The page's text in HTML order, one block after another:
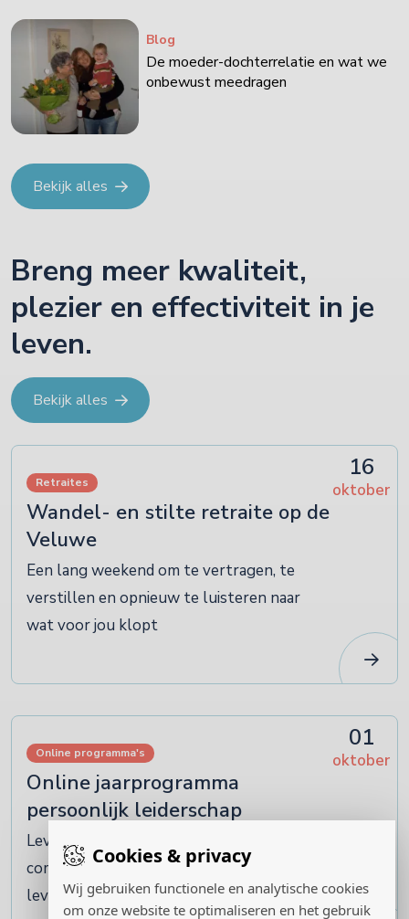
Cookies & privacy
Wij gebruiken functionele en analytische cookies
om onze website te optimaliseren en het gebruik
Blog
De moeder-dochterrelatie en wat we
onbewust meedragen
Bekijk alles
Breng meer kwaliteit,
plezier en effectiviteit in je
leven.
Bekijk alles
Retraites
Wandel- en stilte retraite op de
Veluwe
Een lang weekend om te vertragen, te
verstillen en opnieuw te luisteren naar
wat voor jou klopt
16
oktober
Online programma's
Online jaarprogramma
persoonlijk leiderschap
Levenskunst in Praktijk: een
community of practice voor bewust
leven
01
oktober